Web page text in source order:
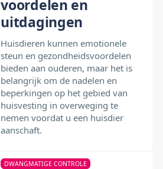
voordelen en
uitdagingen
Huisdieren kunnen emotionele
steun en gezondheidsvoordelen
bieden aan ouderen, maar het is
belangrijk om de nadelen en
beperkingen op het gebied van
huisvesting in overweging te
nemen voordat u een huisdier
aanschaft.
DWANGMATIGE CONTROLE